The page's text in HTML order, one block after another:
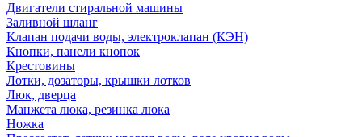
Двигатели стиральной машины
Заливной шланг
Клапан подачи воды, электроклапан (КЭН)
Кнопки, панели кнопок
Крестовины
Лотки, дозаторы, крышки лотков
Люк, дверца
Манжета люка, резинка люка
Ножка